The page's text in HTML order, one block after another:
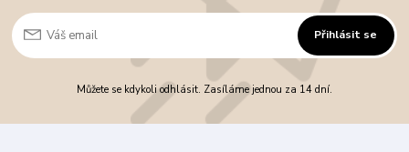
Přihlásit se
Můžete se kdykoli odhlásit. Zasíláme jednou za 14 dní.